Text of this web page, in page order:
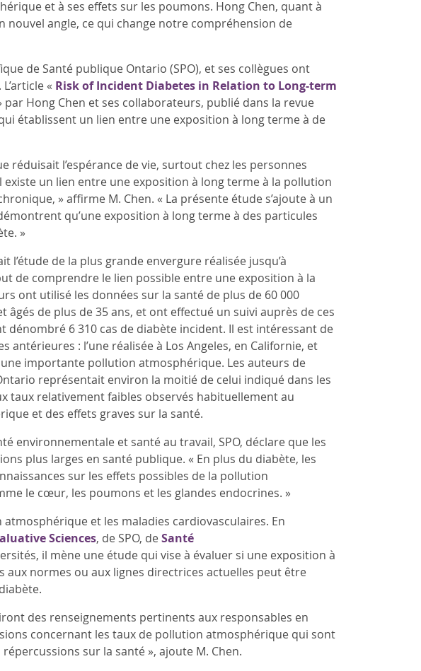
et à ses effets sur les poumons. Hong Chen, quant à
angle, ce qui change notre compréhension de
de Santé publique Ontario (SPO), et ses collègues ont
« Risk of Incident Diabetes in Relation to Long-term
par Hong Chen et ses collaborateurs, publié dans la revue
établissent un lien entre une exposition à long terme à de
l’espérance de vie, surtout chez les personnes
un lien entre une exposition à long terme à la pollution
» affirme M. Chen. « La présente étude s’ajoute à un
qu’une exposition à long terme à des particules
»
l’étude de la plus grande envergure réalisée jusqu’à
de comprendre le lien possible entre une exposition à la
ont utilisé les données sur la santé de plus de 60 000
de plus de 35 ans, et ont effectué un suivi auprès de ces
dénombré 6 310 cas de diabète incident. Il est intéressant de
: l’une réalisée à Los Angeles, en Californie, et
importante pollution atmosphérique. Les auteurs de
représentait environ la moitié de celui indiqué dans les
taux relativement faibles observés habituellement au
et des effets graves sur la santé.
environnementale et santé au travail, SPO, déclare que les
plus larges en santé publique. « En plus du diabète, les
sur les effets possibles de la pollution
le cœur, les poumons et les glandes endocrines. »
et les maladies cardiovasculaires. En
Sciences, de SPO, deSanté
il mène une étude qui vise à évaluer si une exposition à
normes ou aux lignes directrices actuelles peut être
des renseignements pertinents aux responsables en
concernant les taux de pollution atmosphérique qui sont
sur la santé », ajoute M. Chen.